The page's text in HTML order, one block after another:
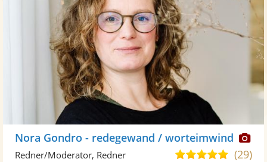
Nora Gondro - redegewand / worteimwind
5,0(29)
Redner/Moderator, Redner